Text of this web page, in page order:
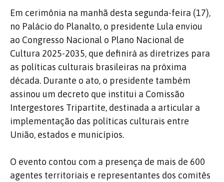
Em cerimônia na manhã desta segunda-feira (17),
no Palácio do Planalto, o presidente Lula enviou
ao Congresso Nacional o Plano Nacional de
Cultura 2025-2035, que definirá as diretrizes para
as políticas culturais brasileiras na próxima
década. Durante o ato, o presidente também
assinou um decreto que institui a Comissão
Intergestores Tripartite, destinada a articular a
implementação das políticas culturais entre
União, estados e municípios.
O evento contou com a presença de mais de 600
agentes territoriais e representantes dos comitês